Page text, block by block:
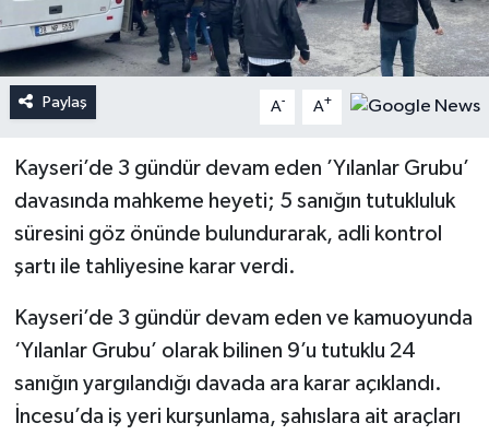
Paylaş A- A+
Kayseri’de 3 gündür devam eden ’Yılanlar Grubu’
davasında mahkeme heyeti; 5 sanığın tutukluluk
süresini göz önünde bulundurarak, adli kontrol
şartı ile tahliyesine karar verdi.
Kayseri’de 3 gündür devam eden ve kamuoyunda
‘Yılanlar Grubu’ olarak bilinen 9’u tutuklu 24
sanığın yargılandığı davada ara karar açıklandı.
İncesu’da iş yeri kurşunlama, şahıslara ait araçları